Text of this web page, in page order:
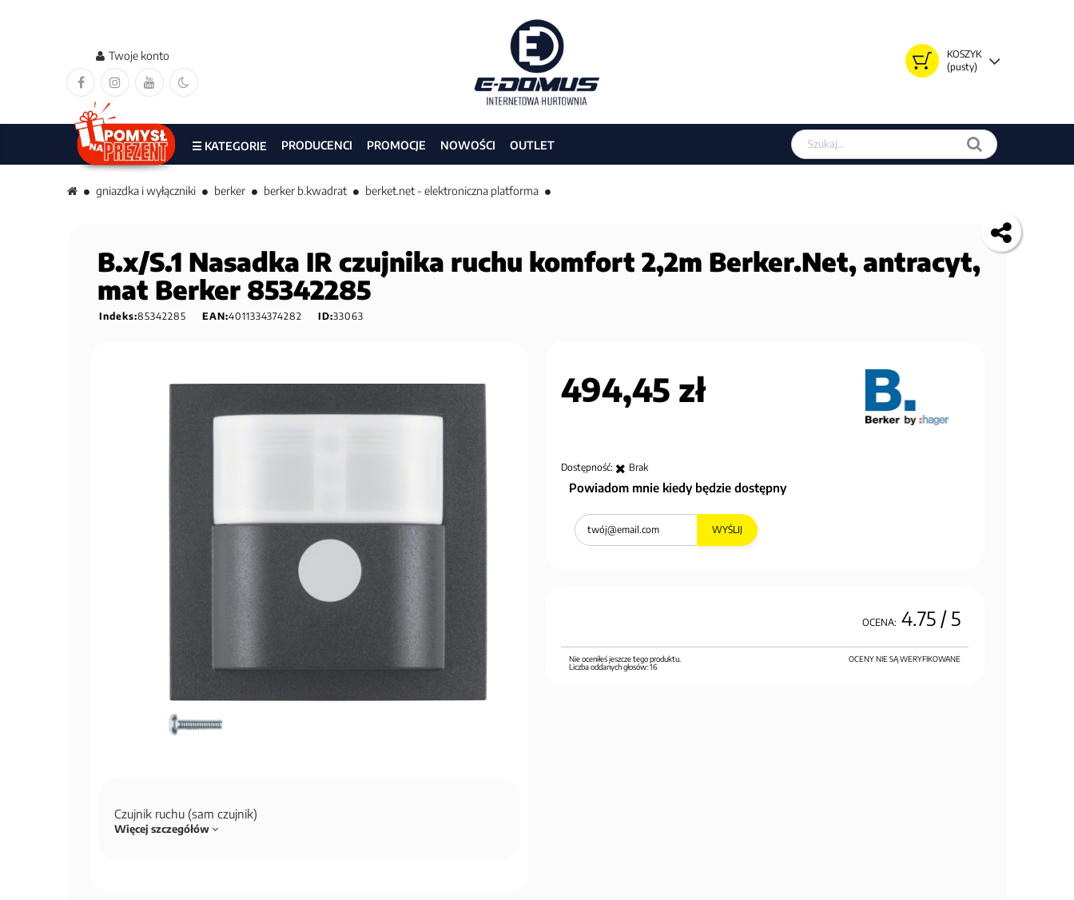
KOSZYK
(pusty)
Twoje konto
Szukaj w sklepie
☰ KATEGORIE PRODUCENCI PROMOCJE NOWOŚCI OUTLET
gniazdka i wyłączniki berker berker b.kwadrat berket.net - elektroniczna platforma
B.x/S.1 Nasadka IR czujnika ruchu komfort 2,2m Berker.Net, antracyt,
mat Berker 85342285
Indeks:85342285 EAN:4011334374282 ID:33063
Czujnik ruchu (sam czujnik)
Więcej szczegółów
494,45 zł
Dostępność: Brak
Powiadom mnie kiedy będzie dostępny
WYŚLIJ
OCENA: 4.75/ 5
OCENY NIE SĄ WERYFIKOWANE
Nie oceniłeś jeszcze tego produktu.
Liczba oddanych głosów:16